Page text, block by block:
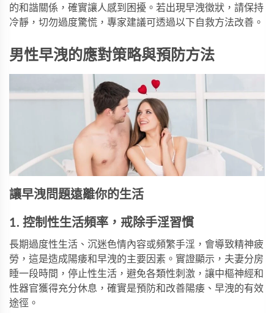
的和諧關係，確實讓人感到困擾。若出現早洩徵狀，請保持
冷靜，切勿過度驚慌，專家建議可透過以下自救方法改善。
男性早洩的應對策略與預防方法
讓早洩問題遠離你的生活
1. 控制性生活頻率，戒除手淫習慣
長期過度性生活、沉迷色情內容或頻繁手淫，會導致精神疲
勞，這是造成陽痿和早洩的主要因素。實證顯示，夫妻分房
睡一段時間，停止性生活，避免各類性刺激，讓中樞神經和
性器官獲得充分休息，確實是預防和改善陽痿、早洩的有效
途徑。